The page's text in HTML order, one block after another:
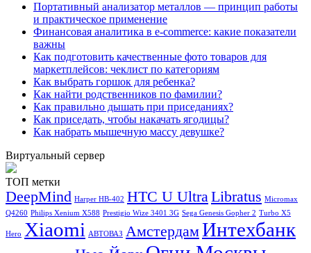
Портативный анализатор металлов — принцип работы
и практическое применение
Финансовая аналитика в e-commerce: какие показатели
важны
Как подготовить качественные фото товаров для
маркетплейсов: чеклист по категориям
Как выбрать горшок для ребенка?
Как найти родственников по фамилии?
Как правильно дышать при приседаниях?
Как приседать, чтобы накачать ягодицы?
Как набрать мышечную массу девушке?
Виртуальный сервер
ТОП метки
DeepMind Harper HB-402 HTC U UltraLibratus Micromax
Q4260 Philips Xenium X588 Prestigio Wize 3401 3G Sega Genesis Gopher 2 Turbo X5
Hero Xiaomi АВТОВАЗ АмстердамИнтехбанк